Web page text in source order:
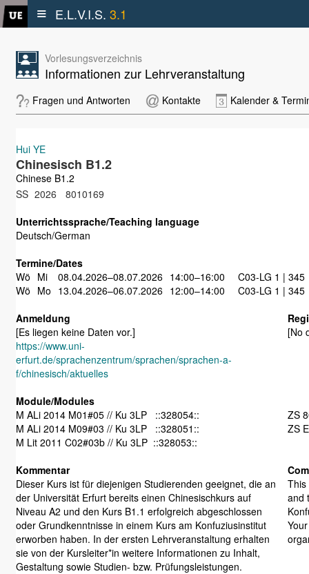
≡ E.L.V.I.S. 3.1
Vorlesungsverzeichnis
Informationen zur Lehrveranstaltung
Fragen und Antworten Kontakte Kalender &
Hui YE
Chinesisch B1.2
Chinese B1.2
SS 2026
8010169
Unterrichtssprache/Teaching language
Deutsch/German
Termine/Dates
Wö Mi 08.04.2026–08.07.2026 14:00–16:00
C03-LG 1 | 345
Wö Mo 13.04.2026–06.07.2026 12:00–14:00
C03-LG 1 | 345
Anmeldung
[Es liegen keine Daten vor.]
https://www.uni-
erfurt.de/sprachenzentrum/sprachen/sprachen-a-
f/chinesisch/aktuelles
[No
Module/Modules
M ALi 2014 M01#05 // Ku 3LP ::328054::
M ALi 2014 M09#03 // Ku 3LP ::328051::
M Lit 2011 C02#03b // Ku 3LP ::328053::
ZS
Kommentar
Dieser Kurs ist für diejenigen Studierenden geeignet, die an
der Universität Erfurt bereits einen Chinesischkurs auf
Niveau A2 und den Kurs B1.1 erfolgreich abgeschlossen
oder Grundkenntnisse in einem Kurs am Konfuziusinstitut
erworben haben. In der ersten Lehrveranstaltung erhalten
sie von der Kursleiter*in weitere Informationen zu Inhalt,
Gestaltung sowie Studien- bzw. Prüfungsleistungen.
This
and